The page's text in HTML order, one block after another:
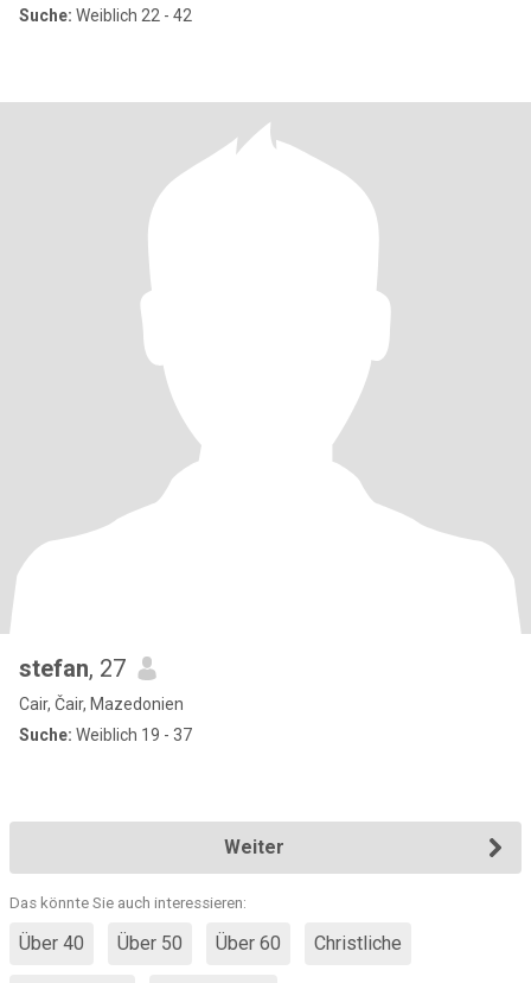
Suche: Weiblich 22 - 42
stefan, 27
Cair, Čair, Mazedonien
Suche: Weiblich 19 - 37
Weiter
Das könnte Sie auch interessieren:
Über 40 Über 50 Über 60 Christliche